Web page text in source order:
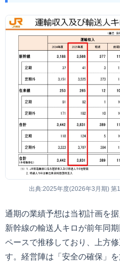
出典:2025年度(2026年3月期) 第
通期の業績予想は当初計画を
新幹線の輸送人キロが前年同期
ペースで推移しており、上方
す。経営陣は「安全の確保」